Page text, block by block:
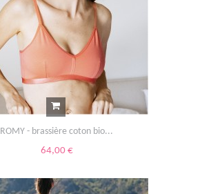
ROMY - brassière coton bio...
64,00 €